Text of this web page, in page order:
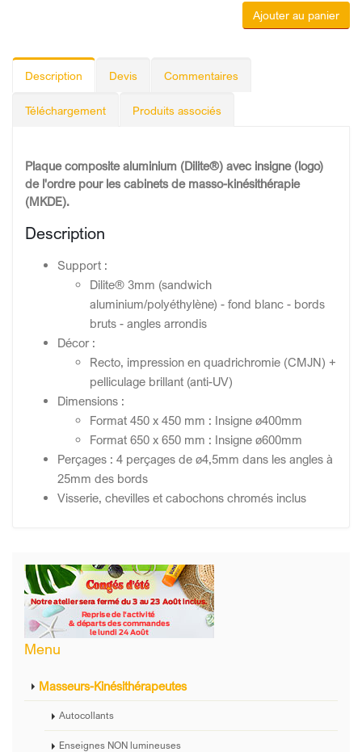
Ajouter au panier
Description Devis Commentaires
Téléchargement Produits associés
Plaque composite aluminium (Dilite®) avec insigne (logo)
de l'ordre pour les cabinets de masso-kinésithérapie
(MKDE).
Description
Support :
Dilite® 3mm (sandwich
aluminium/polyéthylène) - fond blanc - bords
bruts - angles arrondis
Décor :
Recto, impression en quadrichromie (CMJN) +
pelliculage brillant (anti-UV)
Dimensions :
Format 450 x 450 mm : Insigne ø400mm
Format 650 x 650 mm : Insigne ø600mm
Perçages : 4 perçages de ø4,5mm dans les angles à
25mm des bords
Visserie, chevilles et cabochons chromés inclus
Menu
Masseurs-Kinésithérapeutes
Autocollants
Enseignes NON lumineuses